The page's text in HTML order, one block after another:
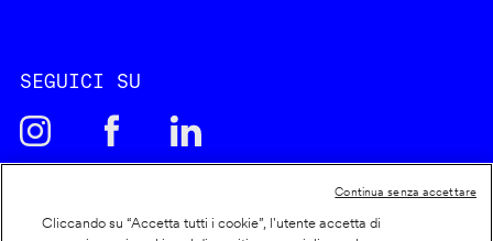
SEGUICI SU
Cliccando su “Accetta tutti i cookie”, l'utente accetta di
Continua senza accettare